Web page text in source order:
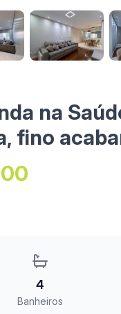
na
fino
4
Banheiros